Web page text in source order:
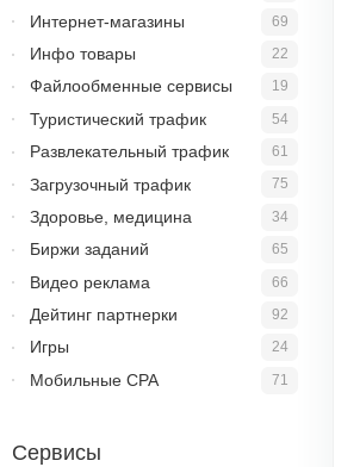
69
Интернет-магазины
22
Инфо товары
19
Файлообменные сервисы
54
Туристический трафик
61
Развлекательный трафик
75
Загрузочный трафик
34
Здоровье, медицина
65
Биржи заданий
66
Видео реклама
92
Дейтинг партнерки
24
Игры
71
Мобильные CPA
Сервисы